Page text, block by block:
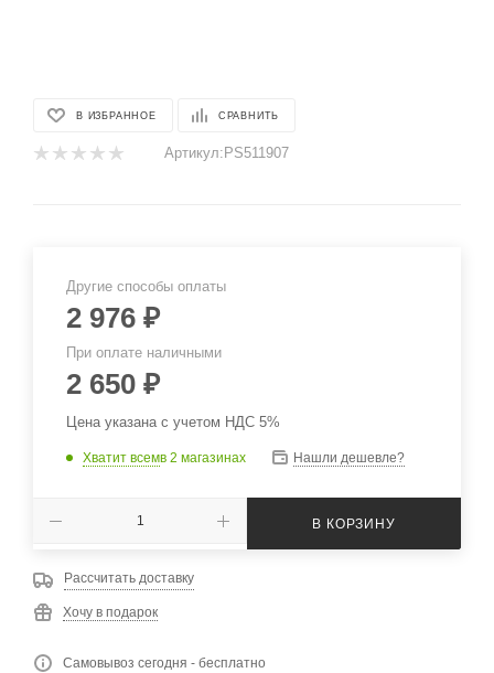
В ИЗБРАННОЕ СРАВНИТЬ
Артикул: PS511907
Другие способы оплаты
2 976 ₽
При оплате наличными
2 650 ₽
Цена указана с учетом НДС 5%
Хватит всемв 2 магазинах Нашли дешевле?
В КОРЗИНУ
Рассчитать доставку
Хочу в подарок
Самовывоз сегодня - бесплатно